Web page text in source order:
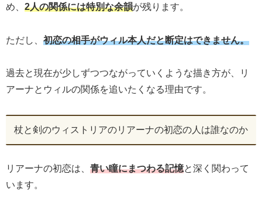
め、 2人の関係には特別な余韻が残ります。
ただし、 初恋の相手がウィル本人だと断定はできません。
過去と現在が少しずつつながっていくような描き方が、リ
アーナとウィルの関係を追いたくなる理由です。
杖と剣のウィストリアのリアーナの初恋の人は誰なのか
リアーナの初恋は、 青い瞳にまつわる記憶と深く関わって
います。